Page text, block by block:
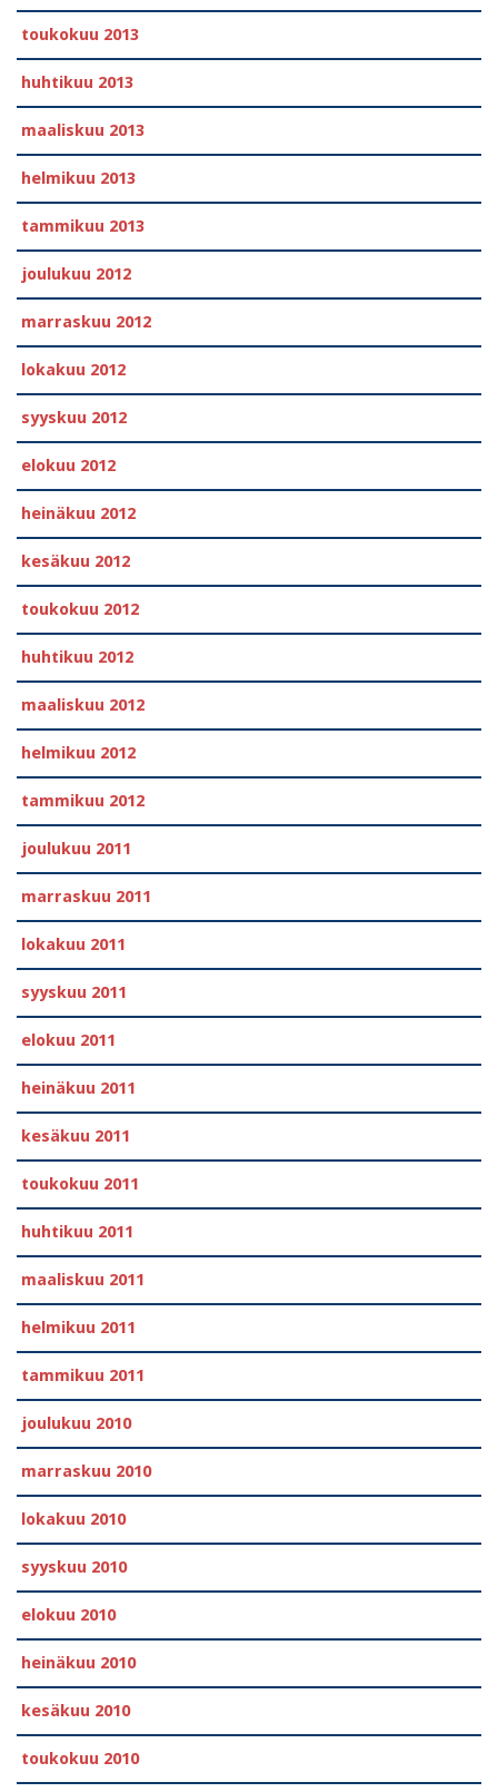
toukokuu 2013
huhtikuu 2013
maaliskuu 2013
helmikuu 2013
tammikuu 2013
joulukuu 2012
marraskuu 2012
lokakuu 2012
syyskuu 2012
elokuu 2012
heinäkuu 2012
kesäkuu 2012
toukokuu 2012
huhtikuu 2012
maaliskuu 2012
helmikuu 2012
tammikuu 2012
joulukuu 2011
marraskuu 2011
lokakuu 2011
syyskuu 2011
elokuu 2011
heinäkuu 2011
kesäkuu 2011
toukokuu 2011
huhtikuu 2011
maaliskuu 2011
helmikuu 2011
tammikuu 2011
joulukuu 2010
marraskuu 2010
lokakuu 2010
syyskuu 2010
elokuu 2010
heinäkuu 2010
kesäkuu 2010
toukokuu 2010